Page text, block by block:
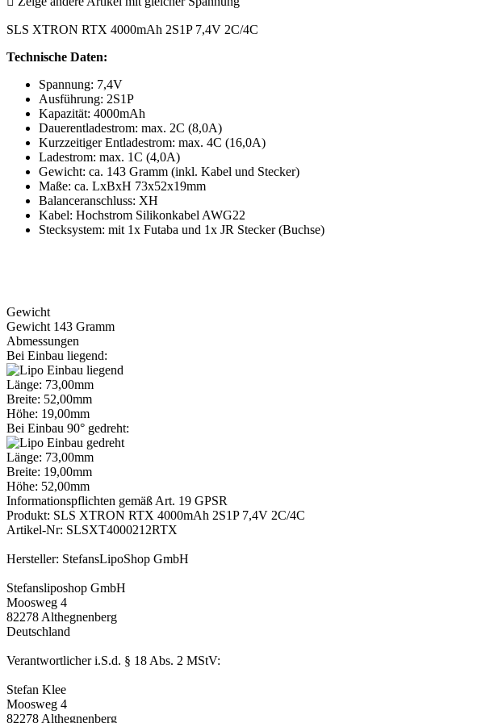
SLS XTRON RTX 4000mAh 2S1P 7,4V 2C/4C
Technische Daten:
Spannung: 7,4V
Ausführung: 2S1P
Kapazität: 4000mAh
Dauerentladestrom: max. 2C (8,0A)
Kurzzeitiger Entladestrom: max. 4C (16,0A)
Ladestrom: max. 1C (4,0A)
Gewicht: ca. 143 Gramm (inkl. Kabel und Stecker)
Maße: ca. LxBxH 73x52x19mm
Balanceranschluss: XH
Kabel: Hochstrom Silikonkabel AWG22
Stecksystem: mit 1x Futaba und 1x JR Stecker (Buchse)
Gewicht
Gewicht 143 Gramm
Abmessungen
Bei Einbau liegend:
Länge: 73,00mm
Breite: 52,00mm
Höhe: 19,00mm
Bei Einbau 90° gedreht:
Länge: 73,00mm
Breite: 19,00mm
Höhe: 52,00mm
Informationspflichten gemäß Art. 19 GPSR
Produkt: SLS XTRON RTX 4000mAh 2S1P 7,4V 2C/4C
Artikel-Nr: SLSXT4000212RTX
Hersteller: StefansLipoShop GmbH
Stefansliposhop GmbH
Moosweg 4
82278 Althegnenberg
Deutschland
Verantwortlicher i.S.d. § 18 Abs. 2 MStV:
Stefan Klee
Moosweg 4
82278 Althegnenberg